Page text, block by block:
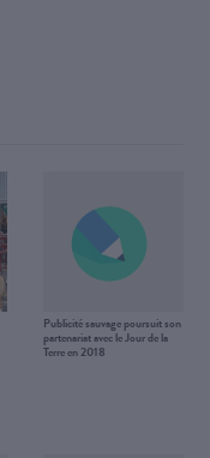
Publicité sauvage poursuit son
partenariat avec le Jour de la
Terre en 2018